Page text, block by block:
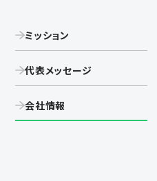
ミッション
代表メッセージ
会社情報